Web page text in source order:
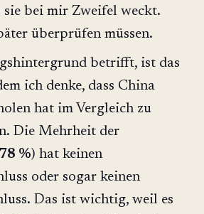
sie bei mir Zweifel weckt.
überprüfen müssen.
betrifft, ist das
ich denke, dass China
hat im Vergleich zu
Die Mehrheit der
78 %) hat keinen
oder sogar keinen
Das ist wichtig, weil es